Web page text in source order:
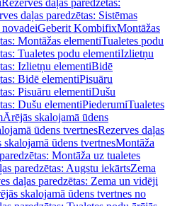
Rezerves daļas paredzētas:
daļas paredzētas: Sistēmas
Geberit KombifixMontāžas
Montāžas elementiTualetes podu
Tualetes podu elementiIzlietņu
Izlietņu elementiBidē
Bidē elementiPisuāru
Pisuāru elementiDušu
Dušu elementiPiederumiTualetes
Ārējās skalojamā ūdens
ūdens tvertnesRezerves daļas
skalojamā ūdens tvertnesMontāža
Montāža uz tualetes
paredzētas: Augstu iekārtsZema
daļas paredzētas: Zema un vidēji
skalojamā ūdens tvertnes no